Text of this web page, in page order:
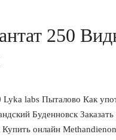
250
labs Пыталово Как
Буденновск
онлайн